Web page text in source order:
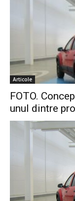
Articole
FOTO.
unul dintre